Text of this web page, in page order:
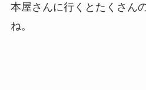
本屋さんに行くとたくさん
ね。